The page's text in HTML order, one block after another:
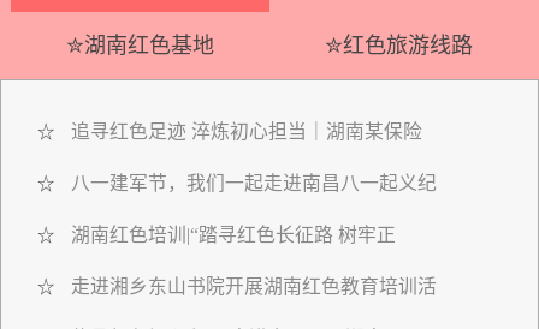
✮湖南红色基地 ✮红色旅游线路
☆ 追寻红色足迹 淬炼初心担当｜湖南某保险
☆ 八一建军节，我们一起走进南昌八一起义纪
☆ 湖南红色培训|“踏寻红色长征路 树牢正
☆ 走进湘乡东山书院开展湖南红色教育培训活